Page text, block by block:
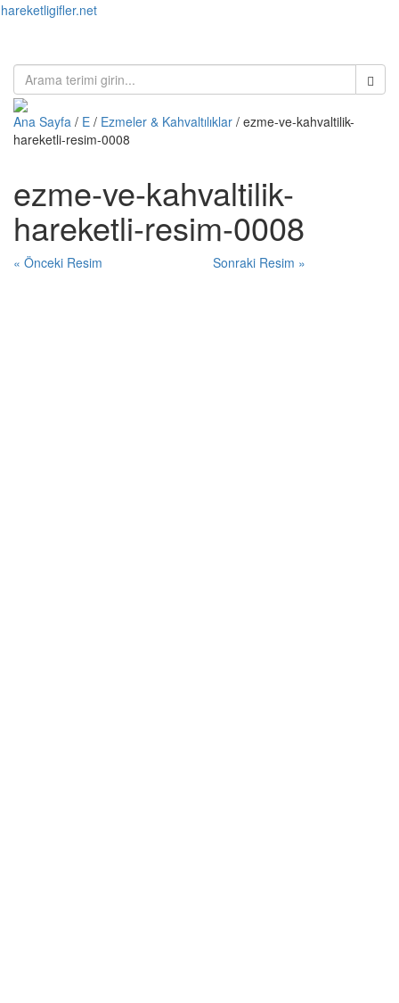
hareketligifler.net
Ana Sayfa / E / Ezmeler & Kahvaltılıklar / ezme-ve-kahvaltilik-
hareketli-resim-0008
ezme-ve-kahvaltilik-
hareketli-resim-0008
« Önceki Resim Sonraki Resim »